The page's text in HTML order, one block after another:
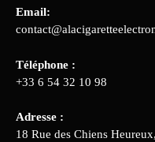
Email:
Téléphone :
+33 6 54 32 10 98
Adresse :
18 Rue des Chiens